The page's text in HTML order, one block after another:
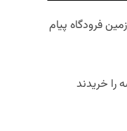
حکم تملک ۵۰ درصد زمین فرودگاه پیام